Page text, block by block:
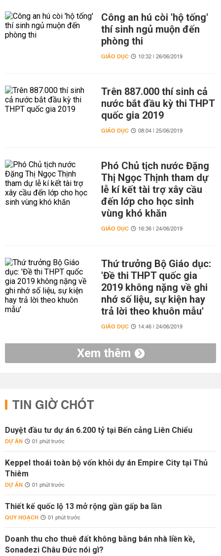
Công an hú còi 'hộ tống'
thí sinh ngủ muộn đến
phòng thi
GIÁO DỤC 10:32 | 26/06/2019
Trên 887.000 thí sinh cả
nước bắt đầu kỳ thi THPT
quốc gia 2019
GIÁO DỤC 08:04 | 25/06/2019
Phó Chủ tịch nước Đặng
Thị Ngọc Thịnh tham dự
lễ kí kết tài trợ xây cầu
đến lớp cho học sinh
vùng khó khăn
GIÁO DỤC 16:36 | 24/06/2019
Thứ trưởng Bộ Giáo dục:
'Đề thi THPT quốc gia
2019 không nặng về ghi
nhớ số liệu, sự kiện hay
trả lời theo khuôn mẫu'
GIÁO DỤC 14:46 | 24/06/2019
Xem thêm
TIN GIỜ CHÓT
Duyệt đầu tư dự án 6.200 tỷ tại Bến cảng Liên Chiểu
DỰ ÁN 01 phút trước
Keppel thoái toàn bộ vốn khỏi dự án Empire City tại Thủ
Thiêm
DỰ ÁN 01 phút trước
Thiết kế quốc lộ 13 mở rộng gần gấp ba lần
QUY HOẠCH 01 phút trước
Doanh thu cho thuê đất không bằng bán nhà liền kề,
Sonadezi Châu Đức nói gì?